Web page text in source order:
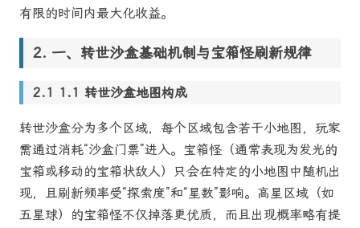
有限的时间内最大化收益。
一、转世沙盒基础机制与宝箱怪刷新规律
1.1 转世沙盒地图构成
转世沙盒分为多个区域，每个区域包含若干小地图，玩家
需通过消耗“沙盒门票”进入。宝箱怪（通常表现为发光的
宝箱或移动的宝箱状敌人）只会在特定的小地图中随机出
现，且刷新频率受“探索度”和“星数”影响。高星区域（如
五星球）的宝箱怪不仅掉落更优质，而且出现概率略有提